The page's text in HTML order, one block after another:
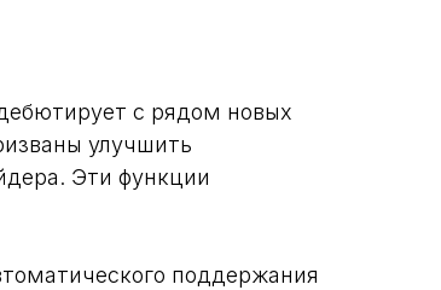
с рядом новых
улучшить
Эти функции
поддержания